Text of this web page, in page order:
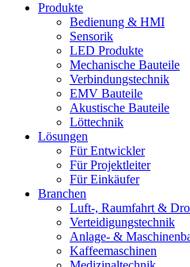
Produkte
Bedienung & HMI
Sensorik
LED Produkte
Mechanische Bauteile
Verbindungstechnik
EMV Bauteile
Akustische Bauteile
Löttechnik
Lösungen
Für Entwickler
Für Projektleiter
Für Einkäufer
Branchen
Luft-, Raumfahrt &
Verteidigungstechnik
Anlage- &
Kaffeemaschinen